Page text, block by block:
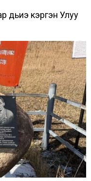
дьиэ кэргэн Улуу